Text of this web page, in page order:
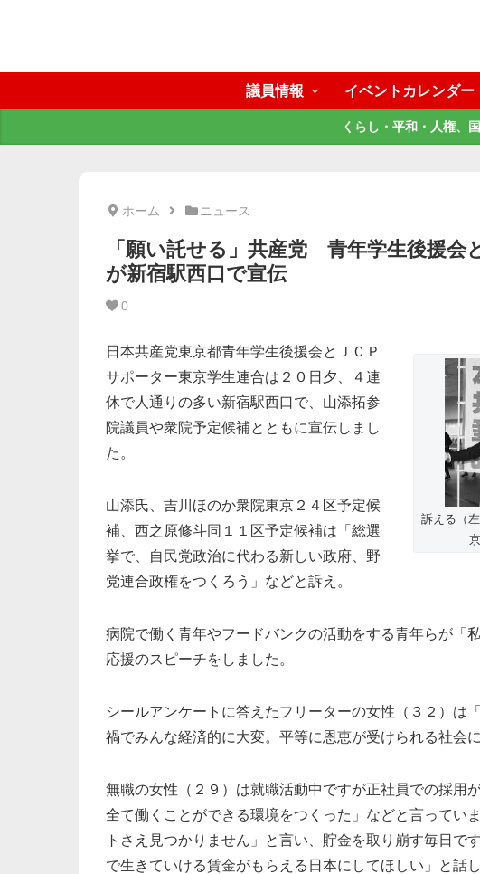
議員情報 イベントカレンダー
くらし・平和・人権、
ホーム ニュース
「願い託せる」共産党 青年学生後援会
が新宿駅西口で宣伝
0
訴える（
日本共産党東京都青年学生後援会とＪＣＰ
サポーター東京学生連合は２０日夕、４連
休で人通りの多い新宿駅西口で、山添拓参
院議員や衆院予定候補とともに宣伝しまし
た。
山添氏、吉川ほのか衆院東京２４区予定候
補、西之原修斗同１１区予定候補は「総選
挙で、自民党政治に代わる新しい政府、野
党連合政権をつくろう」などと訴え。
病院で働く青年やフードバンクの活動をする青年らが「
応援のスピーチをしました。
シールアンケートに答えたフリーターの女性（３２）は
禍でみんな経済的に大変。平等に恩恵が受けられる社会
無職の女性（２９）は就職活動中ですが正社員での採用
全て働くことができる環境をつくった」などと言ってい
トさえ見つかりません」と言い、貯金を取り崩す毎日で
で生きていける賃金がもらえる日本にしてほしい」と話し